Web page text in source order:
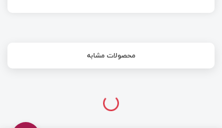
محصولات مشابه